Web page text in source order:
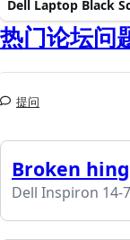
Dell Laptop Black
热门论坛问
提问
Broken
Dell Inspiron 14-